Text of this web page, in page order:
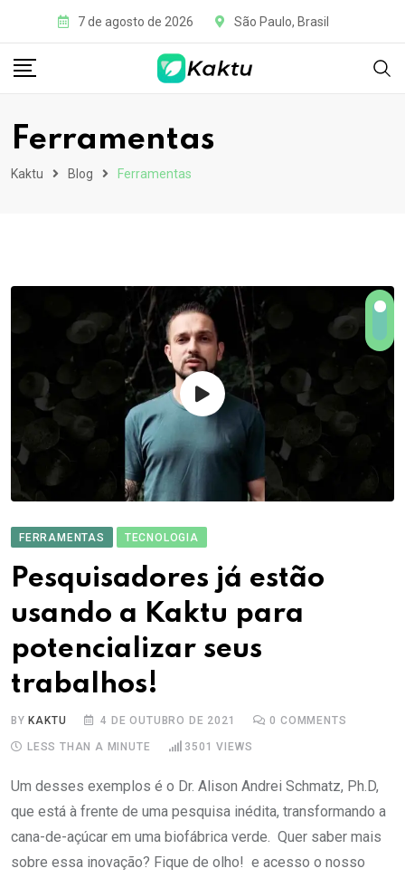
7 de agosto de 2026 São Paulo, Brasil
Ferramentas
Kaktu Blog Ferramentas
FERRAMENTAS TECNOLOGIA
Pesquisadores já estão
usando a Kaktu para
potencializar seus
trabalhos!
BY KAKTU 4 DE OUTUBRO DE 2021 0 COMMENTS
LESS THAN A MINUTE 3501 VIEWS
Um desses exemplos é o Dr. Alison Andrei Schmatz, Ph.D,
que está à frente de uma pesquisa inédita, transformando a
cana-de-açúcar em uma biofábrica verde. Quer saber mais
sobre essa inovação? Fique de olho! e acesso o nosso